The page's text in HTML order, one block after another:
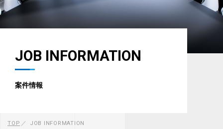
JOB INFORMATION
案件情報
TOP JOB INFORMATION